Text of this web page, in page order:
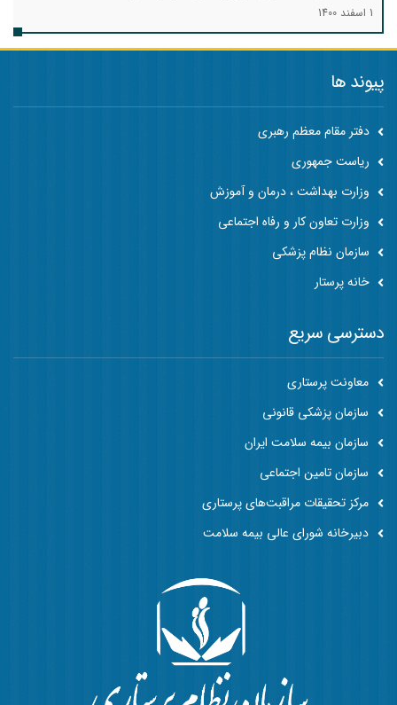
1 اسفند 1400
پیوند ها
دفتر مقام معظم رهبری
ریاست جمهوری
وزارت بهداشت ، درمان و آموزش
وزارت تعاون کار و رفاه اجتماعی
سازمان نظام پزشکی
خانه پرستار
دسترسی سریع
معاونت پرستاری
سازمان پزشکی قانونی
سازمان بیمه سلامت ایران
سازمان تامین اجتماعی
مرکز تحقیقات مراقبت‌های پرستاری
دبیرخانه شورای عالی بیمه سلامت